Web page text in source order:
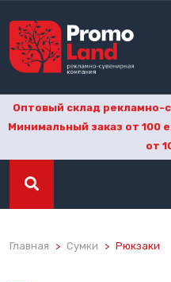
Оптовый склад рекламно-
Минимальный заказ от 100
от
Главная Сумки Рюкзаки